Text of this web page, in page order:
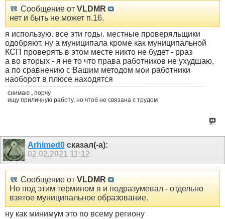
Сообщение от VLDMR
нет и быть не может п.16.
я использую. все эти годы. местные проверяльщики
одобряют. ну а муниципала кроме как муниципальной
КСП проверять в этом месте никто не будет - рраз
а во вторых - я не то что права работников не ухудшаю,
а по сравнению с Вашим методом мои работники
наоборот в плюсе находятся
снимаю , порчу
ищу приличную работу, но чтоб не связана с трудом
Arhimed0 сказал(-а):
02.02.2021 11:12
Сообщение от VLDMR
Но под этим термином я и подразумевал - отдельно
взятое муниципальное образование.
ну как минимум это по всему региону